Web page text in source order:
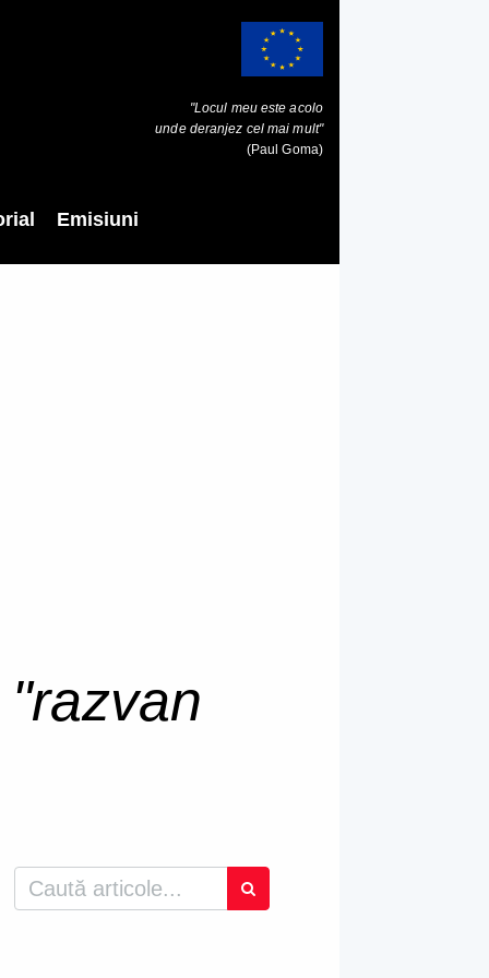
"Locul meu este acolo
unde deranjez cel mai mult"
(Paul Goma)
Emisiuni
"razvan